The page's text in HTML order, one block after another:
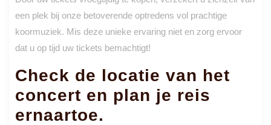
een plek bij onze betoverende optredens vol prachtige
koormuziek. Mis deze unieke ervaring niet en zorg ervoor
dat u op tijd uw tickets bemachtigt!
Check de locatie van het
concert en plan je reis
ernaartoe.